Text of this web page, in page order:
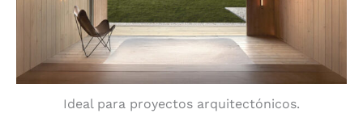
Ideal para proyectos arquitectónicos.